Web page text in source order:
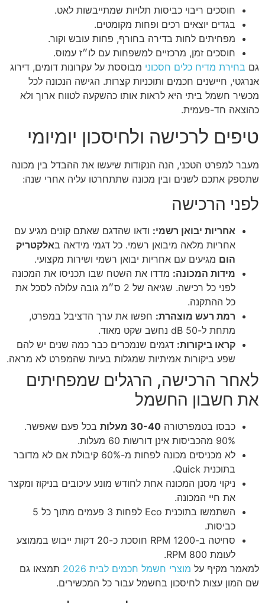
חוסכים ריבוי כביסות תלויות שמתייבשות לאט.
בגדים יוצאים רכים ופחות מקומטים.
מפחיתים לחות בדירה בחורף, פחות עובש וקור.
חוסכים זמן, מרכזיים למשפחות עם לו״ז עמוס.
גם בחירת מדיח כלים חסכוני מבוססת על עקרונות דומים, דירוג
אנרגטי, חיישנים חכמים ותוכניות קצרות. הגישה הנכונה לכל
מכשיר חשמל ביתי היא לראות אותו כהשקעה לטווח ארוך ולא
כהוצאה חד-פעמית.
טיפים לרכישה ולחיסכון יומיומי
מעבר למפרט הטכני, הנה הנקודות שיעשו את ההבדל בין מכונה
שתספק אתכם לשנים ובין מכונה שתתחרטו עליה אחרי שנה:
לפני הרכישה
אחריות יבואן רשמי: ודאו שהדגם שאתם קונים מגיע עם
אחריות מלאה מיבואן רשמי. כל דגמי מידאה באלקטריק
הום מגיעים עם אחריות יבואן רשמי ושירות מקצועי.
מידות המכונה: מדדו את השטח שבו תכניסו את המכונה
לפני כל רכישה. שגיאה של 2 ס״מ גובה עלולה לסכל את
כל ההתקנה.
רמת רעש מוצהרת: חפשו את ערך הדציבל במפרט,
מתחת ל-50 dB נחשב שקט מאוד.
קראו ביקורות: דגמים שנמכרים כבר כמה שנים יש להם
שפע ביקורות אמיתיות שמגלות בעיות שהמפרט לא מראה.
לאחר הרכישה, הרגלים שמפחיתים
את חשבון החשמל
כבסו בטמפרטורה 30-40 מעלות
בכל פעם שאפשר.
90% מהכביסות אינן דורשות 60 מעלות.
לא מכניסים מכונה לפחות מ-60% קיבולת אם לא מדובר
בתוכנית Quick.
ניקוי מסנן המכונה אחת לחודש מונע עיכובים בניקוז ומקצר
את חיי המכונה.
השתמשו בתוכנית Eco לפחות 3 פעמים מתוך כל 5
כביסות.
סחיטה ב-1200 RPM חוסכת כ-20 דקות ייבוש בממוצע
לעומת 800 RPM.
למאמר מקיף על מוצרי חשמל חכמים לבית 2026
תמצאו גם
שם המון עצות לחיסכון בחשמל עבור כל המכשירים.